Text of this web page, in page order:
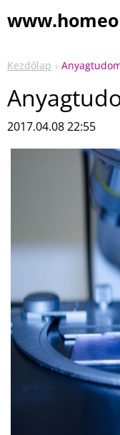
Kezdőlap
2017.04.08 22:55